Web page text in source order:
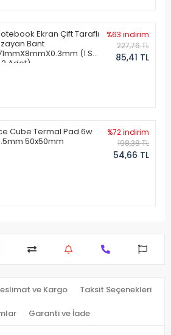
Ekran Çift Taraflı
Bant
(1 Set
- 2 Adet)
%63 indirim
227,76 TL
85,41 TL
Cube Termal Pad 6w
50x50mm
%72 indirim
198,38 TL
54,66 TL
ve Kargo Taksit Seçenekleri
Garanti ve İade